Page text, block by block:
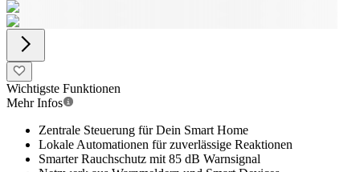
Wichtigste Funktionen
Mehr Infos
Zentrale Steuerung für Dein Smart Home
Lokale Automationen für zuverlässige Reaktionen
Smarter Rauchschutz mit 85 dB Warnsignal